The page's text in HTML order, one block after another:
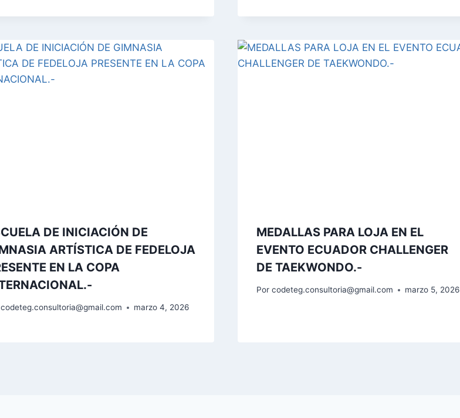
DE INICIACIÓN DE
ARTÍSTICA DE FEDELOJA
EN LA COPA
codeteg.consultoria@gmail.com marzo 4, 2026
MEDALLAS PARA LOJA EN EL
EVENTO ECUADOR CHALLENGER
DE TAEKWONDO.-
Por codeteg.consultoria@gmail.com marzo 5, 2026